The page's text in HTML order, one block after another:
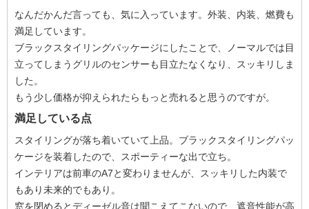
なんだかんだ言っても、気に入っています。外装、内装、燃費も
満足しています。
ブラックスタイリングパッケージにしたことで、ノーマルでは目
立ってしまうグリルのセンサーも目立たなくなり、スッキリしま
した。
もう少し価格が抑えられたらもっと売れると思うのですが。
満足している点
スタイリングが落ち着いていて上品。ブラックスタイリングパッ
ケージを装着したので、スポーティーな出で立ち。
インテリアは前車のA7と変わりませんが、スッキリした内装で
もあり未来的でもあり。
窓を閉めるとディーゼル音は聞こえてこないので、遮音性能が高